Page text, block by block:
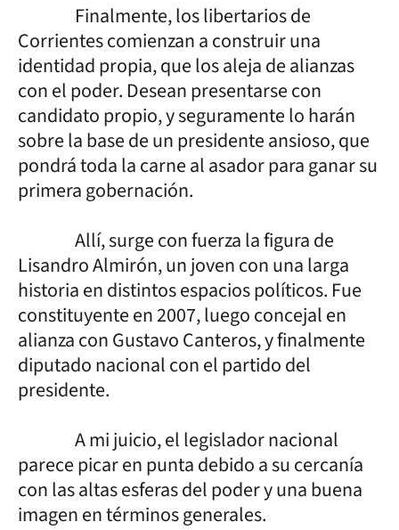
Finalmente, los libertarios de
Corrientes comienzan a construir una
identidad propia, que los aleja de alianzas
con el poder. Desean presentarse con
candidato propio, y seguramente lo harán
sobre la base de un presidente ansioso, que
pondrá toda la carne al asador para ganar su
primera gobernación.
Allí, surge con fuerza la figura de
Lisandro Almirón, un joven con una larga
historia en distintos espacios políticos. Fue
constituyente en 2007, luego concejal en
alianza con Gustavo Canteros, y finalmente
diputado nacional con el partido del
presidente.
A mi juicio, el legislador nacional
parece picar en punta debido a su cercanía
con las altas esferas del poder y una buena
imagen en términos generales.